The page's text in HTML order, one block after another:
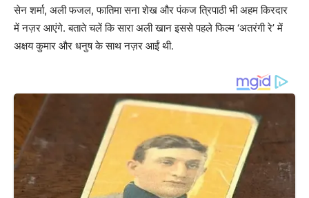
सेन शर्मा, अली फजल, फातिमा सना शेख और पंकज त्रिपाठी भी अहम किरदार
में नज़र आएंगे. बताते चलें कि सारा अली खान इससे पहले फिल्म ‘अतरंगी रे’ में
अक्षय कुमार और धनुष के साथ नज़र आईं थी.